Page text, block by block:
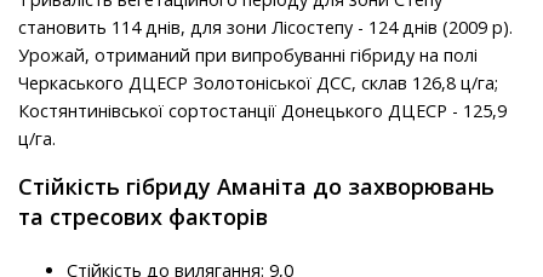
становить 114 днів, для зони Лісостепу - 124 днів (2009 р).
Урожай, отриманий при випробуванні гібриду на полі
Черкаського ДЦЕСР Золотоніської ДСС, склав 126,8 ц/га;
Костянтинівської сортостанції Донецького ДЦЕСР - 125,9
ц/га.
Стійкість гібриду Аманіта до захворювань
та стресових факторів
Стійкість до вилягання: 9,0